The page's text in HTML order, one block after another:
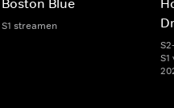
S1 streamen